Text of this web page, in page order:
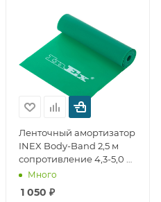
Ленточный амортизатор
INEX Body-Band 2,5 м
сопротивление 4,3-5,0 кг
№ 27680
Много
1 050 ₽